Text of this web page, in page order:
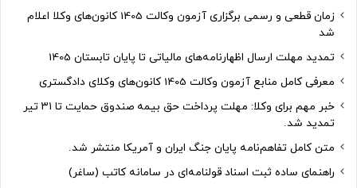
زمان قطعی و رسمی برگزاری آزمون وکالت 1405 کانون‌های وکلا اعلام
شد
تمدید مهلت ارسال اظهارنامه‌های مالیاتی تا پایان تابستان 1405
معرفی کامل منابع آزمون وکالت 1405 کانون‌های وکلای دادگستری
خبر مهم برای وکلا: مهلت پرداخت حق بیمه صندوق حمایت تا ۳۱ تیر
تمدید شد.
متن کامل تفاهم‌نامه پایان جنگ ایران و آمریکا منتشر شد.
راهنمای ساده ثبت اسناد قولنامه‌ای در سامانه کاتب (ساغر)